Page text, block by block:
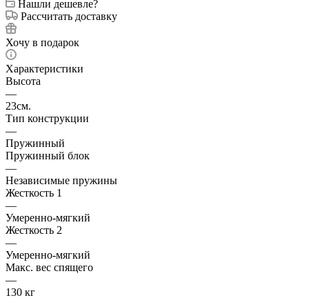
Нашли дешевле?
Рассчитать доставку
Хочу в подарок
Характеристики
Высота
—
23см.
Тип конструкции
—
Пружинный
Пружинный блок
—
Независимые пружины
Жесткость 1
—
Умеренно-мягкий
Жесткость 2
—
Умеренно-мягкий
Макс. вес спящего
—
130 кг